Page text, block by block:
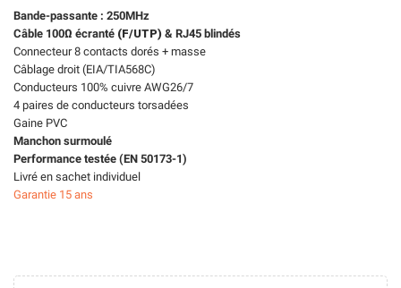
Bande-passante : 250MHz
Câble 100Ω écranté (F/UTP) & RJ45 blindés
Connecteur 8 contacts dorés + masse
Câblage droit (EIA/TIA568C)
Conducteurs 100% cuivre AWG26/7
4 paires de conducteurs torsadées
Gaine PVC
Manchon surmoulé
Performance testée (EN 50173-1)
Livré en sachet individuel
Garantie 15 ans